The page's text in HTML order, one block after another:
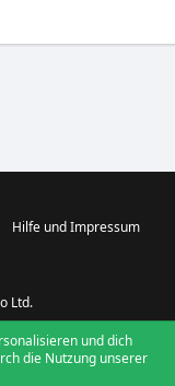
Hilfe und Impressum
Ltd.
und dich
die Nutzung unserer